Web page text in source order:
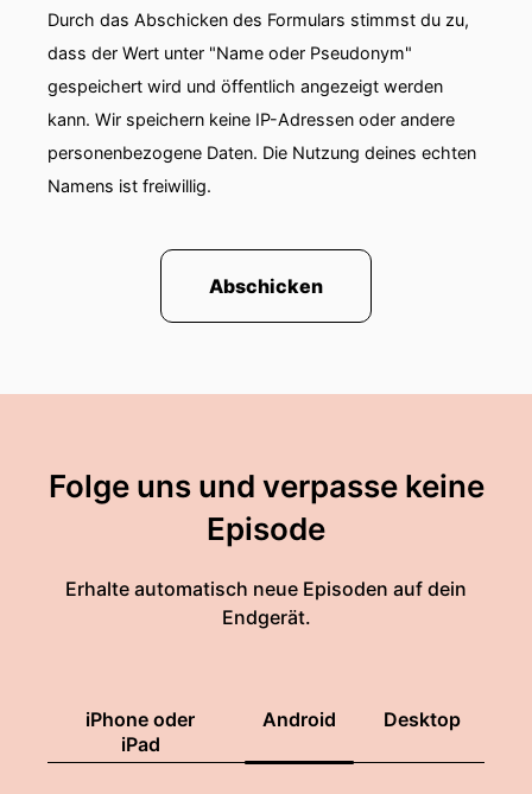
Durch das Abschicken des Formulars stimmst du zu,
dass der Wert unter "Name oder Pseudonym"
gespeichert wird und öffentlich angezeigt werden
kann. Wir speichern keine IP-Adressen oder andere
personenbezogene Daten. Die Nutzung deines echten
Namens ist freiwillig.
Abschicken
Folge uns und verpasse keine
Episode
Erhalte automatisch neue Episoden auf dein
Endgerät.
iPhone oder
iPad
Android Desktop